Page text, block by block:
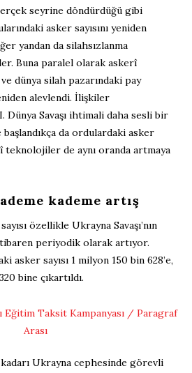
seyrine döndürdüğü gibi
asker sayısını yeniden
yandan da silahsızlanma
Buna paralel olarak askerî
dünya silah pazarındaki pay
alevlendi. İlişkiler
Savaşı ihtimali daha sesli bir
da ordulardaki asker
teknolojiler de aynı oranda artmaya
kademe artış
özellikle Ukrayna Savaşı’nın
itibaren periyodik olarak artıyor.
asker sayısı 1 milyon 150 bin 628’e,
bine çıkartıldı.
kadarı Ukrayna cephesinde görevli